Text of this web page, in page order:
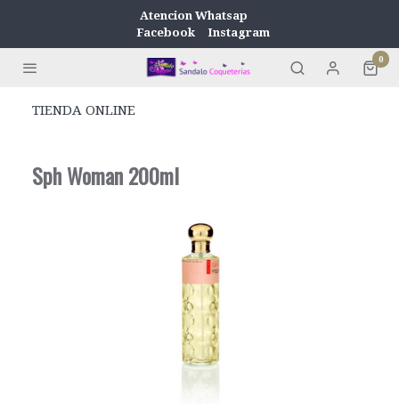
Atencion Whatsap
Facebook
Instagram
0
TIENDA ONLINE
Sph Woman 200ml